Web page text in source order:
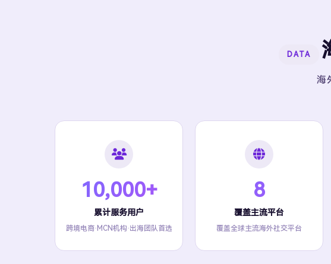
DATA
海
10,000+
累计服务用户
跨境电商·MCN机构·出海团队首选
8
覆盖主流平台
覆盖全球主流海外社交平台